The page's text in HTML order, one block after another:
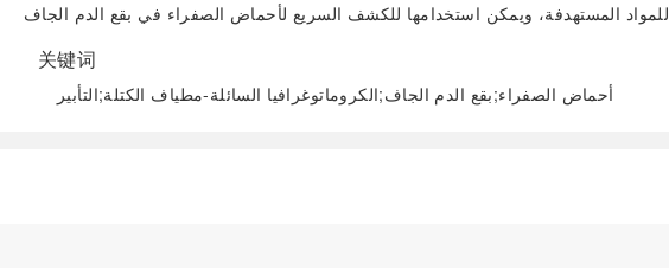
关键词
أحماض الصفراء;بقع الدم الجاف;الكروماتوغرافيا السائلة-مطياف الكتلة;التأبير